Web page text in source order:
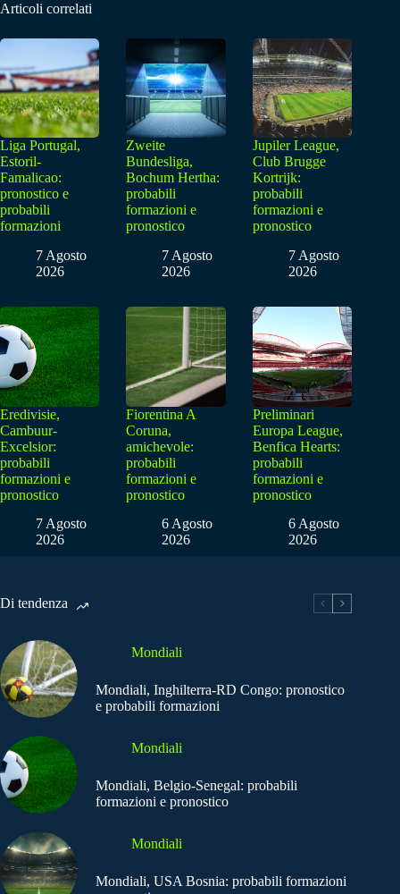
Articoli correlati
Liga Portugal,
Estoril-
Famalicao:
pronostico e
probabili
formazioni
7 Agosto
2026
Zweite
Bundesliga,
Bochum Hertha:
probabili
formazioni e
pronostico
7 Agosto
2026
Jupiler League,
Club Brugge
Kortrijk:
probabili
formazioni e
pronostico
7 Agosto
2026
Eredivisie,
Cambuur-
Excelsior:
probabili
formazioni e
pronostico
7 Agosto
2026
Fiorentina A
Coruna,
amichevole:
probabili
formazioni e
pronostico
6 Agosto
2026
Preliminari
Europa League,
Benfica Hearts:
probabili
formazioni e
pronostico
6 Agosto
2026
Di tendenza
Mondiali
Mondiali, Inghilterra-RD Congo: pronostico
e probabili formazioni
Mondiali
Mondiali, Belgio-Senegal: probabili
formazioni e pronostico
Mondiali
Mondiali, USA Bosnia: probabili formazioni